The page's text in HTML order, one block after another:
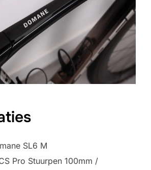
SL6 M
Pro Stuurpen 100mm /